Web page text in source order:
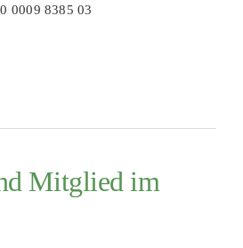
0009 8385 03
Mitglied im